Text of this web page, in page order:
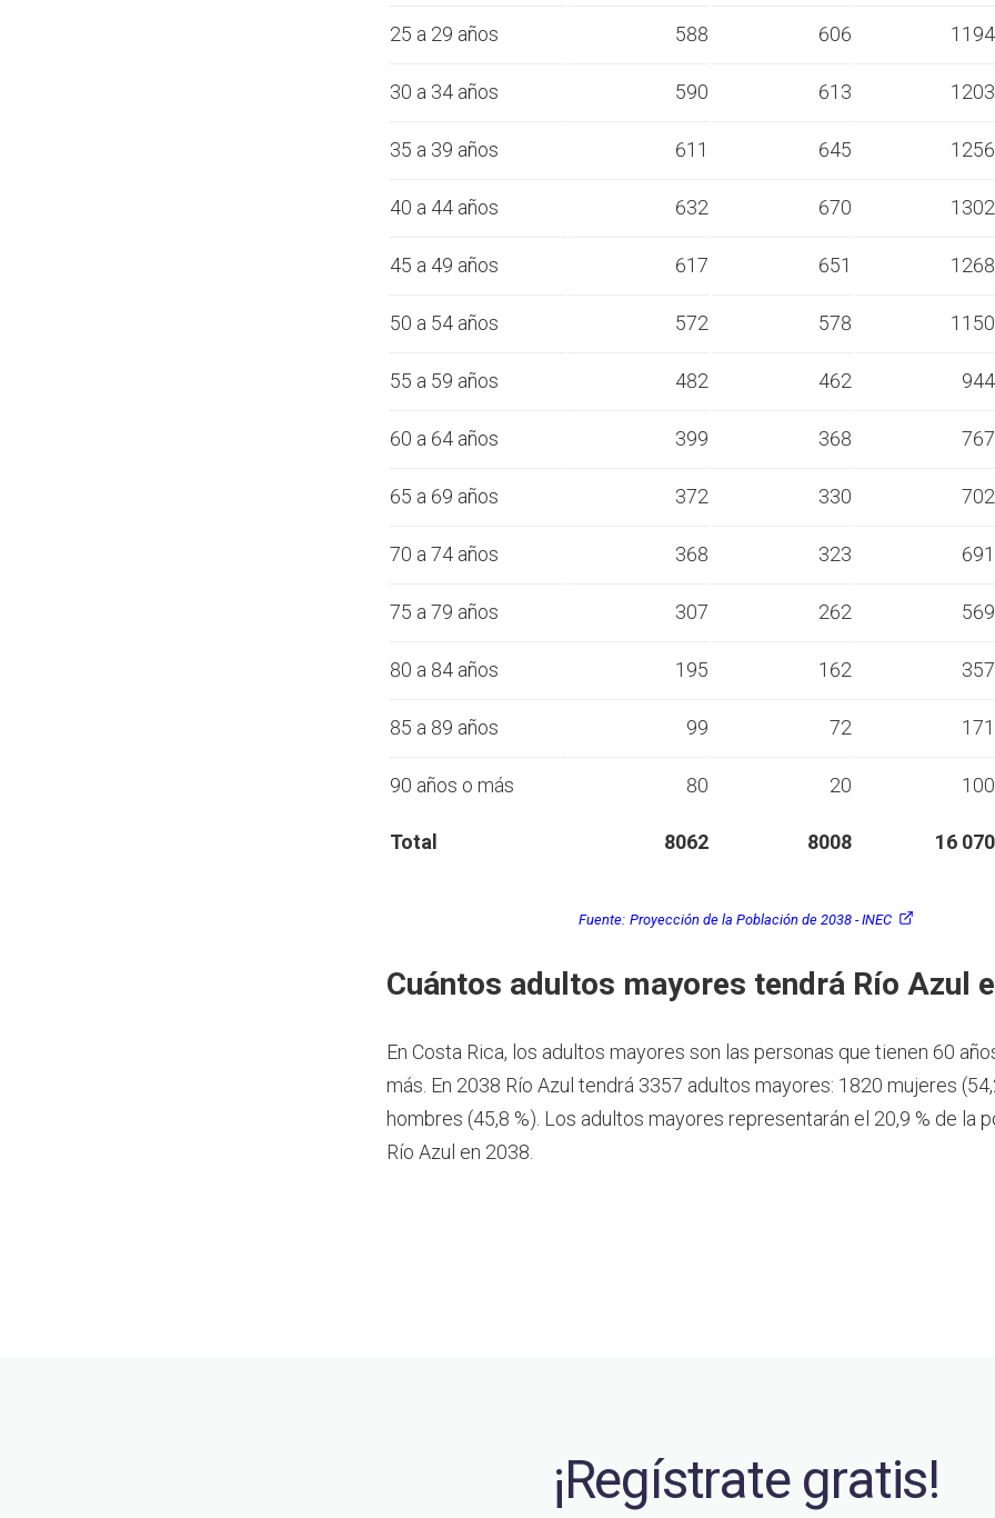
25 a 29 años 588 606 1194
30 a 34 años 590 613 1203
35 a 39 años 611 645 1256
40 a 44 años 632 670 1302
45 a 49 años 617 651 1268
50 a 54 años 572 578 1150
55 a 59 años 482 462 944
60 a 64 años 399 368 767
65 a 69 años 372 330 702
70 a 74 años 368 323 691
75 a 79 años 307 262 569
80 a 84 años 195 162 357
85 a 89 años 99 72 171
90 años o más 80 20 100
Total 8062 8008 16 070
Fuente: Proyección de la Población de 2038 - INEC
Cuántos adultos mayores tendrá Río Azul
En Costa Rica, los adultos mayores son las personas que tienen 60
más. En 2038 Río Azul tendrá 3357 adultos mayores: 1820 mujeres
hombres (45,8 %). Los adultos mayores representarán el 20,9 % de la
Río Azul en 2038.
¡Regístrate gratis!